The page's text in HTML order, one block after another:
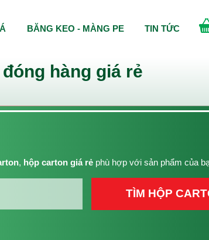
hàng giá rẻ
, hộp carton giá rẻ phù hợp với sản phẩm của
TÌM HỘP
BĂNG KEO - MÀNG PE TIN TỨC